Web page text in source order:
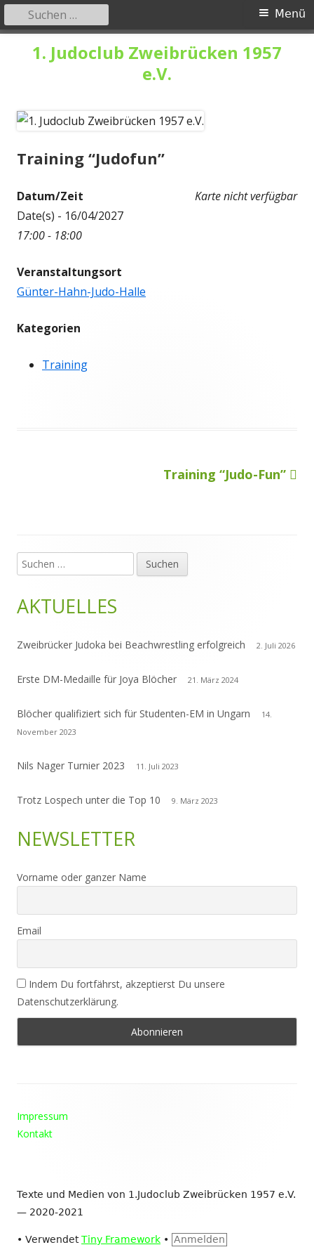
1. Judoclub Zweibrücken 1957
e.V.
Primäres
Menü
Menü
Suchen
nach:
Training “Judofun”
Karte nicht verfügbar
Datum/Zeit
Date(s) - 16/04/2027
17:00 - 18:00
Veranstaltungsort
Günter-Hahn-Judo-Halle
Kategorien
Training
BeitragsnavigationNächster
Training “Judo-Fun”
Haupt-
Seitenleiste
Suchen
nach:
AKTUELLES
Zweibrücker Judoka bei Beachwrestling erfolgreich 2. Juli 2026
Erste DM-Medaille für Joya Blöcher 21. März 2024
Blöcher qualifiziert sich für Studenten-EM in Ungarn
14.
November 2023
Nils Nager Turnier 2023 11. Juli 2023
Trotz Lospech unter die Top 10 9. März 2023
NEWSLETTER
Vorname oder ganzer Name
Email
Indem Du fortfährst, akzeptierst Du unsere
Datenschutzerklärung.
Inhalt
Impressum
Kontakt
Texte und Medien von 1.Judoclub Zweibrücken 1957 e.V.
— 2020-2021
• VerwendetTiny Framework • Anmelden